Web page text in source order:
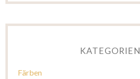
KATEGORIEN
Färben